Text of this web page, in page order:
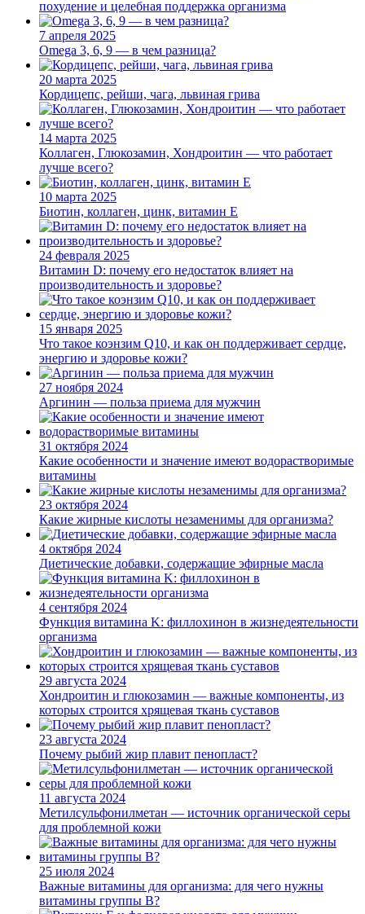
похудение и целебная поддержка организма
7 апреля 2025
Omega 3, 6, 9 — в чем разница?
20 марта 2025
Кордицепс, рейши, чага, львиная грива
14 марта 2025
Коллаген, Глюкозамин, Хондроитин — что работает
лучше всего?
10 марта 2025
Биотин, коллаген, цинк, витамин Е
24 февраля 2025
Витамин D: почему его недостаток влияет на
производительность и здоровье?
15 января 2025
Что такое коэнзим Q10, и как он поддерживает сердце,
энергию и здоровье кожи?
27 ноября 2024
Аргинин — польза приема для мужчин
31 октября 2024
Какие особенности и значение имеют водорастворимые
витамины
23 октября 2024
Какие жирные кислоты незаменимы для организма?
4 октября 2024
Диетические добавки, содержащие эфирные масла
4 сентября 2024
Функция витамина K: филлохинон в жизнедеятельности
организма
29 августа 2024
Хондроитин и глюкозамин — важные компоненты, из
которых строится хрящевая ткань суставов
23 августа 2024
Почему рыбий жир плавит пенопласт?
11 августа 2024
Метилсульфонилметан — источник органической серы
для проблемной кожи
25 июля 2024
Важные витамины для организма: для чего нужны
витамины группы В?